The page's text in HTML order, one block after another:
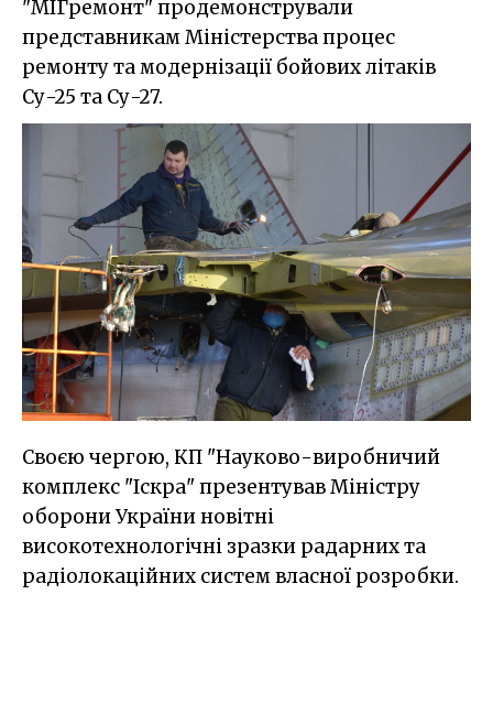
"МІГремонт" продемонстрували
представникам Міністерства процес
ремонту та модернізації бойових літаків
Су-25 та Су-27.
Своєю чергою, КП "Науково-виробничий
комплекс "Іскра" презентував Міністру
оборони України новітні
високотехнологічні зразки радарних та
радіолокаційних систем власної розробки.